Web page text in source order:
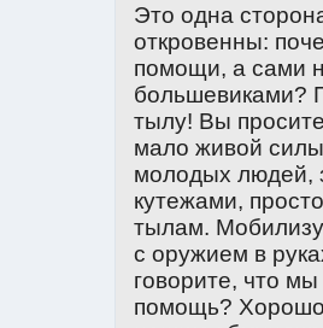
Это одна
откровенны:
помощи, а сами
большевиками?
тылу! Вы
мало живой
молодых людей,
кутежами,
тылам.
с оружием в
говорите, что
помощь?